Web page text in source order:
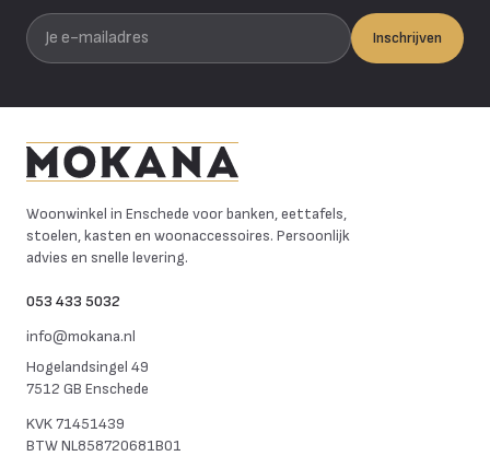
Je e-mailadres
Inschrijven
Woonwinkel in Enschede voor banken, eettafels,
stoelen, kasten en woonaccessoires. Persoonlijk
advies en snelle levering.
053 433 5032
info@mokana.nl
Hogelandsingel 49
7512 GB Enschede
KVK71451439
BTWNL858720681B01